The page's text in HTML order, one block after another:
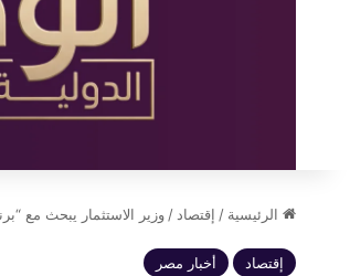
الرئيسية / إقتصاد / وزير الاستثمار يبحث مع
إقتصاد أخبار مصر